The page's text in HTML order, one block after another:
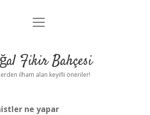
Anasayfa
Yasal Uyarı
menüyü
Fikir Bahçesi
ilham alan keyifli öneriler!
ne yapar